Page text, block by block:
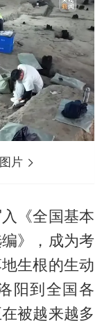
片
《全国基本
》，成为考
生根的生动
阳到全国各
被越来越多